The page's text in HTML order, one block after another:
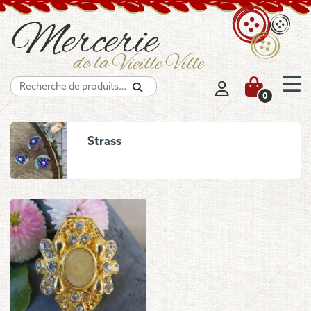
Recherche
0
Strass